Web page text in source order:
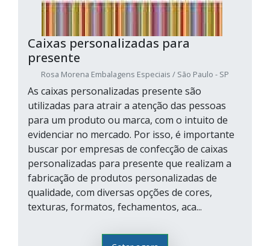
Caixas personalizadas para
presente
Rosa Morena Embalagens Especiais / São Paulo - SP
As caixas personalizadas presente são
utilizadas para atrair a atenção das pessoas
para um produto ou marca, com o intuito de
evidenciar no mercado. Por isso, é importante
buscar por empresas de confecção de caixas
personalizadas para presente que realizam a
fabricação de produtos personalizadas de
qualidade, com diversas opções de cores,
texturas, formatos, fechamentos, aca...